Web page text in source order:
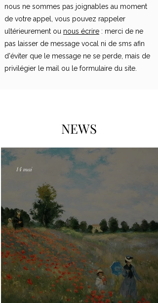
nous ne sommes pas joignables au moment
de votre appel, vous pouvez rappeler
ultérieurement ou nous écrire : merci de ne
pas laisser de message vocal ni de sms afin
d'éviter que le message ne se perde, mais de
privilégier le mail ou le formulaire du site.
NEWS
14 mai